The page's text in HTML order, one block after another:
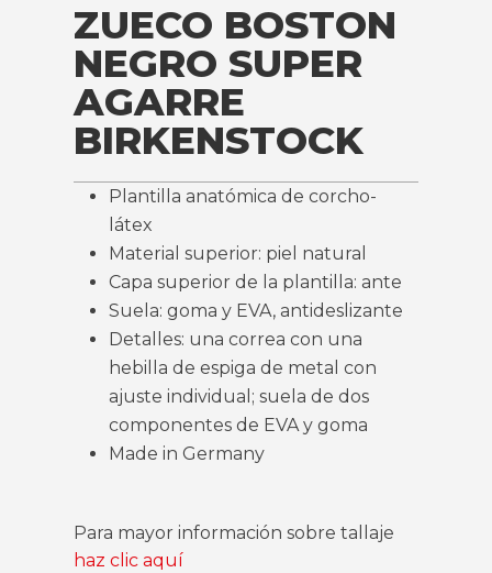
ZUECO BOSTON
NEGRO SUPER
AGARRE
BIRKENSTOCK
Plantilla anatómica de corcho-
látex
Material superior: piel natural
Capa superior de la plantilla: ante
Suela: goma y EVA, antideslizante
Detalles: una correa con una
hebilla de espiga de metal con
ajuste individual; suela de dos
componentes de EVA y goma
Made in Germany
Para mayor información sobre tallaje
haz clic aquí